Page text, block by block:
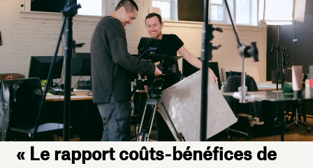
« Le rapport coûts‑bénéfices de